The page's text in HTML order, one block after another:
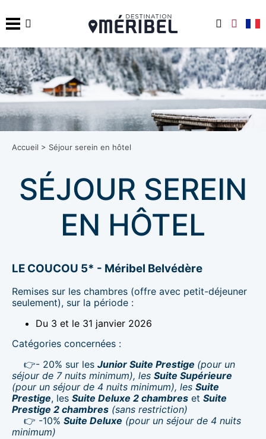
Accueil > Séjour serein en hôtel
SÉJOUR SEREIN
EN HÔTEL
LE COUCOU 5* - Méribel Belvédère
Remises sur les chambres (offre avec petit-déjeuner
seulement), sur la période :
Du 3 et le 31 janvier 2026
Catégories concernées :
👉- 20% sur les Junior Suite Prestige (pour un
séjour de 7 nuits minimum), les Suite Supérieure
(pour un séjour de 4 nuits minimum), les Suite
Prestige, les Suite Deluxe 2 chambres et Suite
Prestige 2 chambres (sans restriction)
👉 -10% Suite Deluxe (pour un séjour de 4 nuits
minimum)